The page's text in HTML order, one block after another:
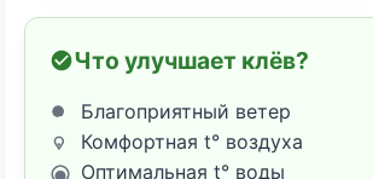
Что улучшает клёв?
Благоприятный ветер
Комфортная t° воздуха
Оптимальная t° воды